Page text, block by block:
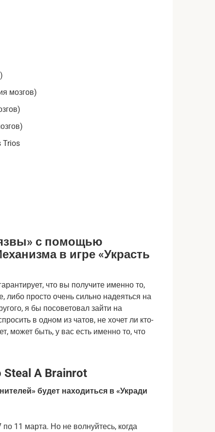
мозгов)
Trios
с помощью
в игре «Украсть
что вы получите именно то,
либо просто очень сильно надеяться на
я бы посоветовал зайти на
в одном из чатов, не хочет ли кто-
может быть, у вас есть именно то, что
A Brainrot
будет находиться в «Укради
11 марта. Но не волнуйтесь, когда